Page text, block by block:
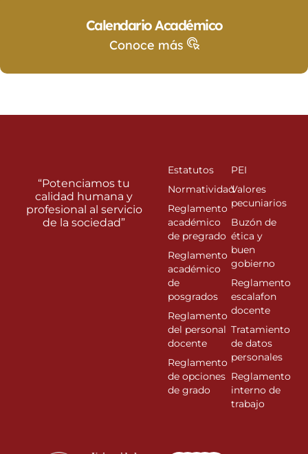
Calendario Académico
Conoce más
“Potenciamos tu
calidad humana y
profesional al servicio
de la sociedad”
Estatutos
Normatividad
Reglamento
académico
de pregrado
Reglamento
académico
de
posgrados
Reglamento
del personal
docente
Reglamento
de opciones
de grado
PEI
Valores
pecuniarios
Buzón de
ética y
buen
gobierno
Reglamento
escalafon
docente
Tratamiento
de datos
personales
Reglamento
interno de
trabajo